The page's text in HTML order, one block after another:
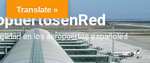
en los aeropuertos españoles
Translate »